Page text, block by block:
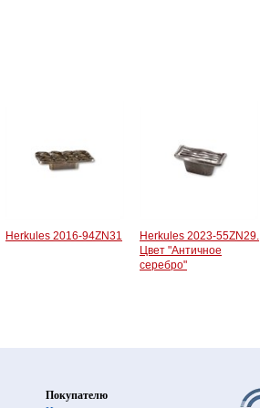
Herkules 2016-94ZN31
Herkules 2023-55ZN29.
Цвет "Античное
серебро"
Покупателю